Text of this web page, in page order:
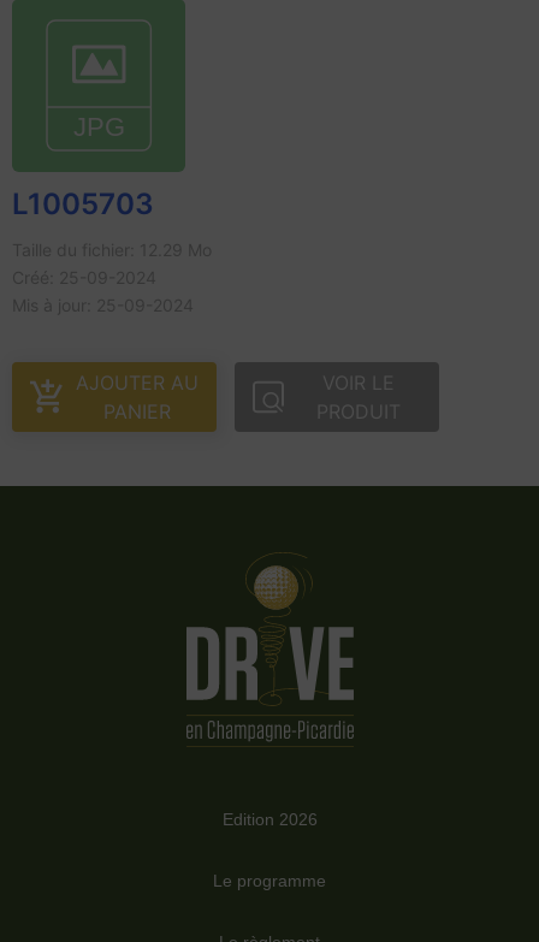
L1005703
AJOUTER AU
PANIER
VOIR LE
PRODUIT
Edition 2026
Le programme